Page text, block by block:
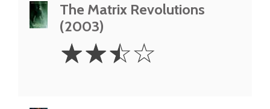
The Matrix Revolutions
(2003)
2.5
Stars
☆☆☆☆